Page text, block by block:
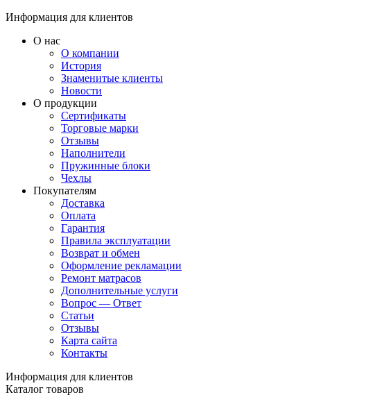
Информация для клиентов
О нас
О компании
История
Знаменитые клиенты
Новости
О продукции
Сертификаты
Торговые марки
Отзывы
Наполнители
Пружинные блоки
Чехлы
Покупателям
Доставка
Оплата
Гарантия
Правила эксплуатации
Возврат и обмен
Оформление рекламации
Ремонт матрасов
Дополнительные услуги
Вопрос — Ответ
Статьи
Отзывы
Карта сайта
Контакты
Информация для клиентов
Каталог товаров